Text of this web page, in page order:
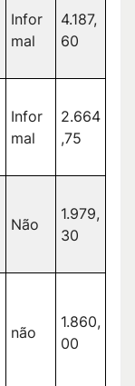
Infor
mal
4.187,
60
Infor
mal
2.664
,75
Não
1.979,
30
não
1.860,
00